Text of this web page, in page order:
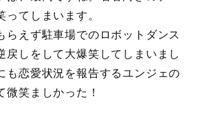
ってしまいます。
らえず駐車場でのロボットダンス
戻しをして大爆笑してしまいまし
も恋愛状況を報告するユンジェの
微笑ましかった！